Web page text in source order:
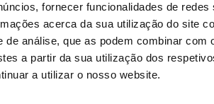
fornecer funcionalidades de redes
acerca da sua utilização do site
análise, que as podem combinar com
a partir da sua utilização dos
a utilizar o nosso website.